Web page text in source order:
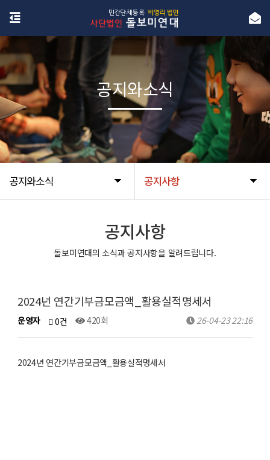
공지와소식 공지사항
공지와소식
공지사항
돌보미연대의 소식과 공지사항을 알려드립니다.
2024년 연간기부금모금액_활용실적명세서
운영자 0건 420회 26-04-23 22:16
2024년 연간기부금모금액_활용실적명세서